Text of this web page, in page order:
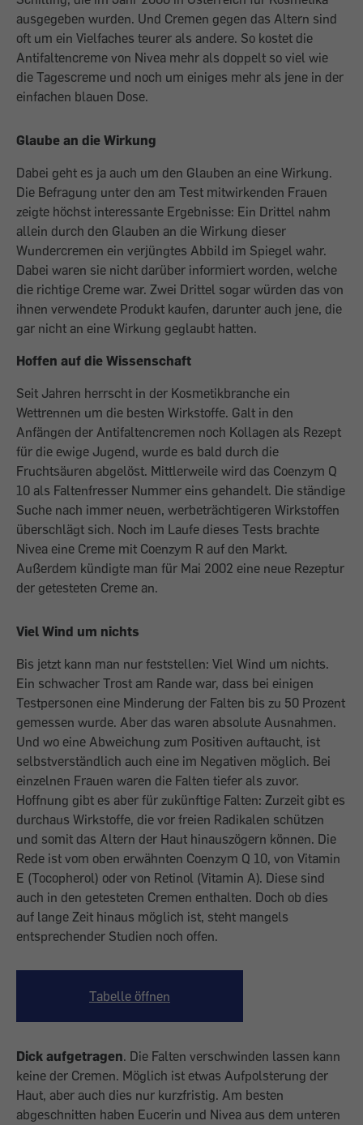
ausgegeben wurden. Und Cremen gegen das Altern sind
oft um ein Vielfaches teurer als andere. So kostet die
Antifaltencreme von Nivea mehr als doppelt so viel wie
die Tagescreme und noch um einiges mehr als jene in der
einfachen blauen Dose.
Glaube an die Wirkung
Dabei geht es ja auch um den Glauben an eine Wirkung.
Die Befragung unter den am Test mitwirkenden Frauen
zeigte höchst interessante Ergebnisse: Ein Drittel nahm
allein durch den Glauben an die Wirkung dieser
Wundercremen ein verjüngtes Abbild im Spiegel wahr.
Dabei waren sie nicht darüber informiert worden, welche
die richtige Creme war. Zwei Drittel sogar würden das von
ihnen verwendete Produkt kaufen, darunter auch jene, die
gar nicht an eine Wirkung geglaubt hatten.
Hoffen auf die Wissenschaft
Seit Jahren herrscht in der Kosmetikbranche ein
Wettrennen um die besten Wirkstoffe. Galt in den
Anfängen der Antifaltencremen noch Kollagen als Rezept
für die ewige Jugend, wurde es bald durch die
Fruchtsäuren abgelöst. Mittlerweile wird das Coenzym Q
10 als Faltenfresser Nummer eins gehandelt. Die ständige
Suche nach immer neuen, werbeträchtigeren Wirkstoffen
überschlägt sich. Noch im Laufe dieses Tests brachte
Nivea eine Creme mit Coenzym R auf den Markt.
Außerdem kündigte man für Mai 2002 eine neue Rezeptur
der getesteten Creme an.
Viel Wind um nichts
Bis jetzt kann man nur feststellen: Viel Wind um nichts.
Ein schwacher Trost am Rande war, dass bei einigen
Testpersonen eine Minderung der Falten bis zu 50 Prozent
gemessen wurde. Aber das waren absolute Ausnahmen.
Und wo eine Abweichung zum Positiven auftaucht, ist
selbstverständlich auch eine im Negativen möglich. Bei
einzelnen Frauen waren die Falten tiefer als zuvor.
Hoffnung gibt es aber für zukünftige Falten: Zurzeit gibt es
durchaus Wirkstoffe, die vor freien Radikalen schützen
und somit das Altern der Haut hinauszögern können. Die
Rede ist vom oben erwähnten Coenzym Q 10, von Vitamin
E (Tocopherol) oder von Retinol (Vitamin A). Diese sind
auch in den getesteten Cremen enthalten. Doch ob dies
auf lange Zeit hinaus möglich ist, steht mangels
entsprechender Studien noch offen.
Tabelle öffnen
Dick aufgetragen. Die Falten verschwinden lassen kann
keine der Cremen. Möglich ist etwas Aufpolsterung der
Haut, aber auch dies nur kurzfristig. Am besten
abgeschnitten haben Eucerin und Nivea aus dem unteren